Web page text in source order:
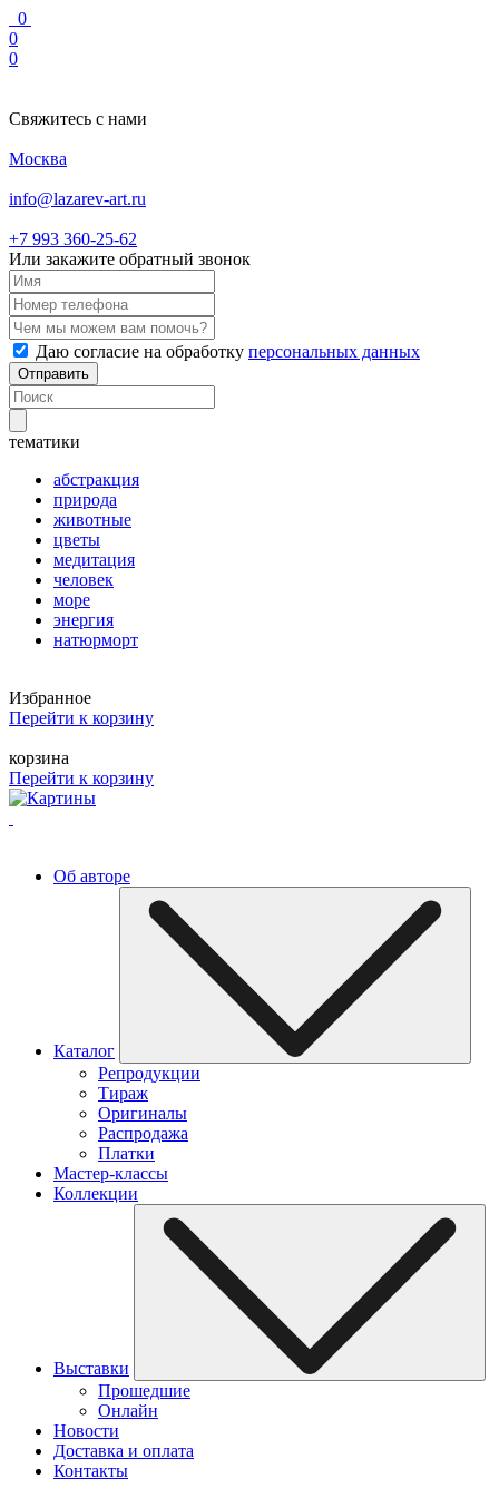
0
0
0
Свяжитесь с нами
Москва
info@lazarev-art.ru
+7 993 360‑25‑62
Или закажите обратный звонок
Даю согласие на обработку персональных данных
Отправить
тематики
абстракция
природа
животные
цветы
медитация
человек
море
энергия
натюрморт
Избранное
Перейти к корзину
корзина
Перейти к корзину
Об авторе
Каталог
Репродукции
Тираж
Оригиналы
Распродажа
Платки
Мастер-классы
Коллекции
Выставки
Прошедшие
Онлайн
Новости
Доставка и оплата
Контакты